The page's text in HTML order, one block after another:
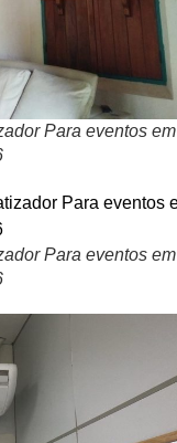
Para eventos em
Para eventos em